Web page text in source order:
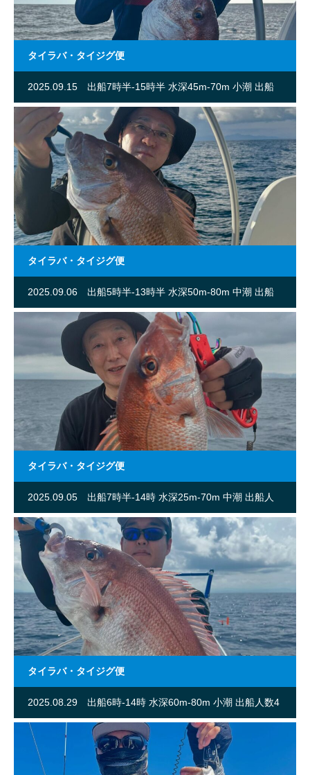
タイラバ・タイジグ便
2025.09.15 出船7時半-15時半 水深45m-70m 小潮 出船
人数6名
タイラバ・タイジグ便
2025.09.06 出船5時半-13時半 水深50m-80m 中潮 出船
タイラバ・タイジグ便
2025.09.05 出船7時半-14時 水深25m-70m 中潮 出船人
数2名
タイラバ・タイジグ便
2025.08.29 出船6時-14時 水深60m-80m 小潮 出船人数4
名